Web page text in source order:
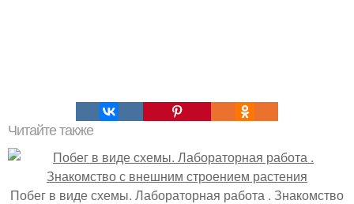
Читайте также
Побег в виде схемы. Лабораторная работа . Знакомство